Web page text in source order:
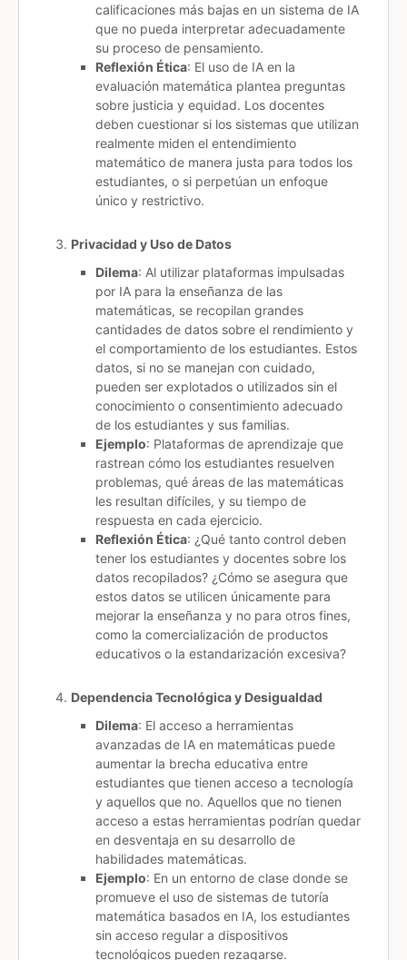
calificaciones más bajas en un sistema de IA
que no pueda interpretar adecuadamente
su proceso de pensamiento.
Reflexión Ética: El uso de IA en la
evaluación matemática plantea preguntas
sobre justicia y equidad. Los docentes
deben cuestionar si los sistemas que utilizan
realmente miden el entendimiento
matemático de manera justa para todos los
estudiantes, o si perpetúan un enfoque
único y restrictivo.
Privacidad y Uso de Datos
Dilema: Al utilizar plataformas impulsadas
por IA para la enseñanza de las
matemáticas, se recopilan grandes
cantidades de datos sobre el rendimiento y
el comportamiento de los estudiantes. Estos
datos, si no se manejan con cuidado,
pueden ser explotados o utilizados sin el
conocimiento o consentimiento adecuado
de los estudiantes y sus familias.
Ejemplo: Plataformas de aprendizaje que
rastrean cómo los estudiantes resuelven
problemas, qué áreas de las matemáticas
les resultan difíciles, y su tiempo de
respuesta en cada ejercicio.
Reflexión Ética: ¿Qué tanto control deben
tener los estudiantes y docentes sobre los
datos recopilados? ¿Cómo se asegura que
estos datos se utilicen únicamente para
mejorar la enseñanza y no para otros fines,
como la comercialización de productos
educativos o la estandarización excesiva?
Dependencia Tecnológica y Desigualdad
Dilema: El acceso a herramientas
avanzadas de IA en matemáticas puede
aumentar la brecha educativa entre
estudiantes que tienen acceso a tecnología
y aquellos que no. Aquellos que no tienen
acceso a estas herramientas podrían quedar
en desventaja en su desarrollo de
habilidades matemáticas.
Ejemplo: En un entorno de clase donde se
promueve el uso de sistemas de tutoría
matemática basados en IA, los estudiantes
sin acceso regular a dispositivos
tecnológicos pueden rezagarse.